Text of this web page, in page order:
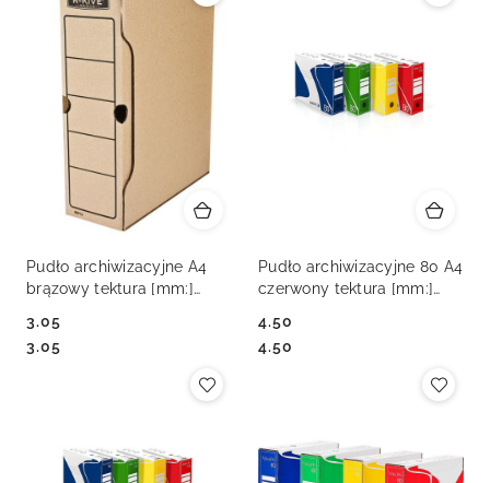
Pudło archiwizacyjne A4
brązowy tektura [mm:]
Cena:
3.05
Cena:
3.05
Pudło archiwizacyjne 80 A4
czerwony tektura [mm:]
(434/01)
Cena:
4.50
Cena:
4.50